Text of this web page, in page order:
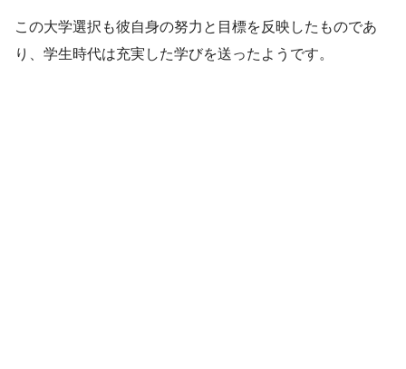
この大学選択も彼自身の努力と目標を反映したものであ
り、学生時代は充実した学びを送ったようです。